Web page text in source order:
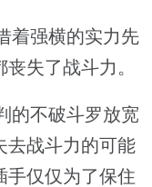
着强横的实力先
失了战斗力。
的不破斗罗放宽
去战斗力的可能
手仅仅为了保住